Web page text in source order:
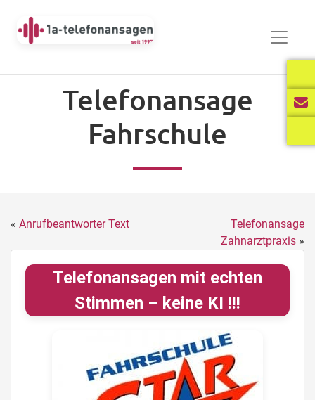
Telefonansage
Fahrschule
« Anrufbeantworter Text
Telefonansage
Zahnarztpraxis »
Telefonansagen mit echten
Stimmen – keine KI !!!